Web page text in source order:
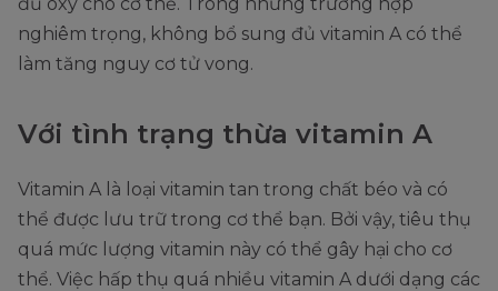
nghiêm trọng, không bổ sung đủ vitamin A có thể
làm tăng nguy cơ tử vong.
Với tình trạng thừa vitamin A
Vitamin A là loại vitamin tan trong chất béo và có
thể được lưu trữ trong cơ thể bạn. Bởi vậy, tiêu thụ
quá mức lượng vitamin này có thể gây hại cho cơ
thể. Việc hấp thụ quá nhiều vitamin A dưới dạng các